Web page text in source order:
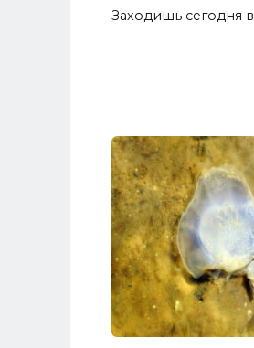
Заходишь сегодня